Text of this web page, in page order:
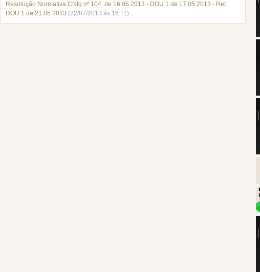
Resolução Normativa CNIg nº 104, de 16.05.2013 - DOU 1 de 17.05.2013 - Ret.
DOU 1 de 21.05.2013 (22/07/2013 ás 16:11)